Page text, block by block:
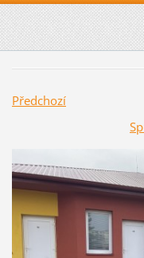
Předchozí